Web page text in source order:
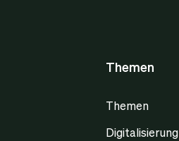
Themen
Themen
Digitalisierung